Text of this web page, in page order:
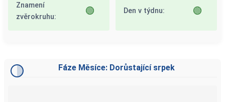
Znamení
zvěrokruhu:
🟢 Den v týdnu: 🟢
Fáze Měsíce: Dorůstající srpek